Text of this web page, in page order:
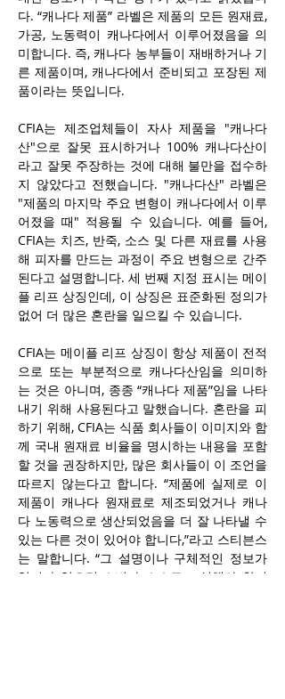
다. “캐나다 제품” 라벨은 제품의 모든 원재료,
가공, 노동력이 캐나다에서 이루어졌음을 의
미합니다. 즉, 캐나다 농부들이 재배하거나 기
른 제품이며, 캐나다에서 준비되고 포장된 제
품이라는 뜻입니다.
CFIA는 제조업체들이 자사 제품을 "캐나다
산"으로 잘못 표시하거나 100% 캐나다산이
라고 잘못 주장하는 것에 대해 불만을 접수하
지 않았다고 전했습니다. "캐나다산" 라벨은
"제품의 마지막 주요 변형이 캐나다에서 이루
어졌을 때" 적용될 수 있습니다. 예를 들어,
CFIA는 치즈, 반죽, 소스 및 다른 재료를 사용
해 피자를 만드는 과정이 주요 변형으로 간주
된다고 설명합니다. 세 번째 지정 표시는 메이
플 리프 상징인데, 이 상징은 표준화된 정의가
없어 더 많은 혼란을 일으킬 수 있습니다.
CFIA는 메이플 리프 상징이 항상 제품이 전적
으로 또는 부분적으로 캐나다산임을 의미하
는 것은 아니며, 종종 “캐나다 제품”임을 나타
내기 위해 사용된다고 말했습니다. 혼란을 피
하기 위해, CFIA는 식품 회사들이 이미지와 함
께 국내 원재료 비율을 명시하는 내용을 포함
할 것을 권장하지만, 많은 회사들이 이 조언을
따르지 않는다고 합니다. “제품에 실제로 이
제품이 캐나다 원재료로 제조되었거나 캐나
다 노동력으로 생산되었음을 더 잘 나타낼 수
있는 다른 것이 있어야 합니다,”라고 스티븐스
는 말합니다. “그 설명이나 구체적인 정보가
없거나 없으면 소비자 스스로 조심해야 합니